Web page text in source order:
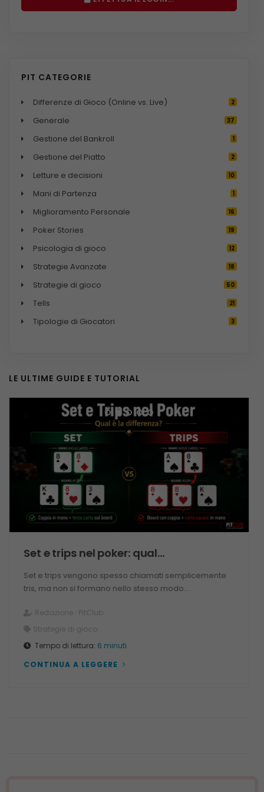
PIT CATEGORIE
Differenze di Gioco (Online vs. Live) 2
Generale 37
Gestione del Bankroll 1
Gestione del Piatto 2
Letture e decisioni 10
Mani di Partenza 1
Miglioramento Personale 16
Poker Stories 19
Psicologia di gioco 12
Strategie Avanzate 18
Strategie di gioco 50
Tells 21
Tipologie di Giocatori 3
LE ULTIME GUIDE E TUTORIAL
Set e trips nel poker: qual...
Set e trips vengono spesso chiamati semplicemente
tris, ma non si formano nello stesso modo....
Redazione :
PitClub
Strategie di gioco
Tempo di lettura: 6 minuti
CONTINUA A LEGGERE